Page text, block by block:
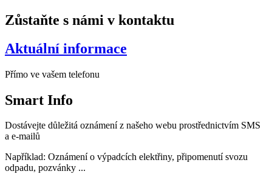
Zůstaňte s námi v kontaktu
Aktuální informace
Přímo ve vašem telefonu
Smart Info
Dostávejte důležitá oznámení z našeho webu prostřednictvím SMS
a e-mailů
Například: Oznámení o výpadcích elektřiny, připomenutí svozu
odpadu, pozvánky ...